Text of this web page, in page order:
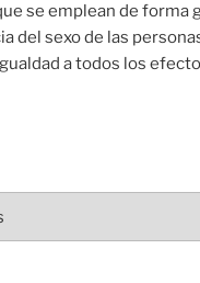
se emplean de forma
del sexo de las
a todos los